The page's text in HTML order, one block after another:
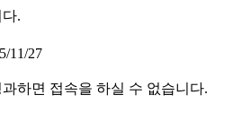
.
11/27
하면 접속을 하실 수 없습니다.